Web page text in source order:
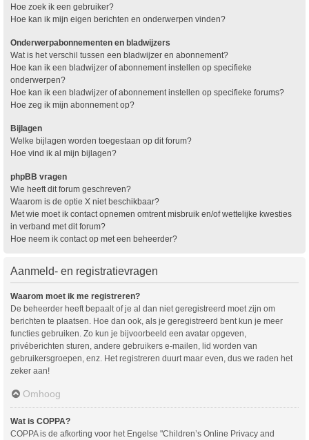
Hoe zoek ik een gebruiker?
Hoe kan ik mijn eigen berichten en onderwerpen vinden?
Onderwerpabonnementen en bladwijzers
Wat is het verschil tussen een bladwijzer en abonnement?
Hoe kan ik een bladwijzer of abonnement instellen op specifieke
onderwerpen?
Hoe kan ik een bladwijzer of abonnement instellen op specifieke forums?
Hoe zeg ik mijn abonnement op?
Bijlagen
Welke bijlagen worden toegestaan op dit forum?
Hoe vind ik al mijn bijlagen?
phpBB vragen
Wie heeft dit forum geschreven?
Waarom is de optie X niet beschikbaar?
Met wie moet ik contact opnemen omtrent misbruik en/of wettelijke kwesties
in verband met dit forum?
Hoe neem ik contact op met een beheerder?
Aanmeld- en registratievragen
Waarom moet ik me registreren?
De beheerder heeft bepaalt of je al dan niet geregistreerd moet zijn om
berichten te plaatsen. Hoe dan ook, als je geregistreerd bent kun je meer
functies gebruiken. Zo kun je bijvoorbeeld een avatar opgeven,
privéberichten sturen, andere gebruikers e-mailen, lid worden van
gebruikersgroepen, enz. Het registreren duurt maar even, dus we raden het
zeker aan!
Omhoog
Wat is COPPA?
COPPA is de afkorting voor het Engelse "Children’s Online Privacy and